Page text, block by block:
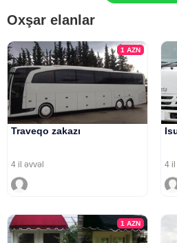
Oxşar elanlar
1AZN
Traveqo zakazı
4 il əvvəl 4 il
1AZN